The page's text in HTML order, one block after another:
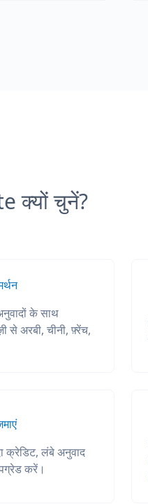
क्यों चुनें?
के साथ
से अरबी, चीनी, फ़्रेंच,
क्रेडिट, लंबे अनुवाद
करें।